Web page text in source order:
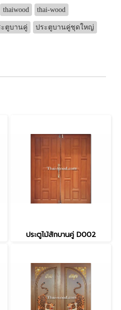
thaiwood thai-wood
ะตูบานคู่ ประตูบานคู่ชุดใหญ่
ประตูไม้สักบานคู่ D002